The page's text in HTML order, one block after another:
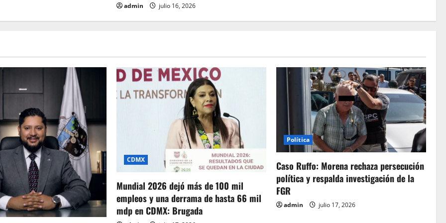
admin julio 16, 2026
CDMX
Mundial 2026 dejó más de 100 mil
empleos y una derrama de hasta 66 mil
mdp en CDMX: Brugada
Política
Caso Ruffo: Morena rechaza persecución
política y respalda investigación de la
FGR
admin julio 17, 2026